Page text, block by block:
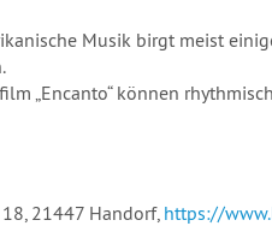
Musik birgt meist
„Encanto“ können
21447 Handorf, https://